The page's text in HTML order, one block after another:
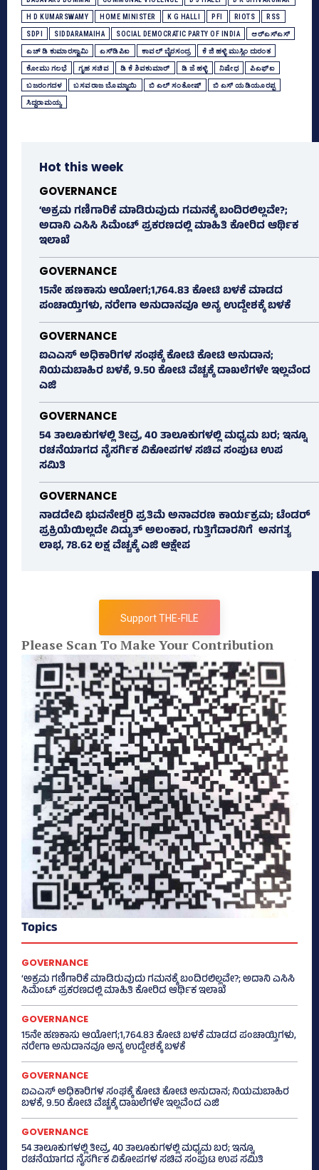
H D KUMARSWAMY HOME MINISTER K G HALLI PFI RIOTS RSS
SDPI SIDDARAMAIHA SOCIAL DEMOCRATIC PARTY OF INDIA ಆರ್‌ಎಸ್‌ಎಸ್‌
ಎಚ್‌ ಡಿ ಕುಮಾರಸ್ವಾಮಿ ಎಸ್‌ಡಿಪಿಐ ಕಾವಲ್‌ ಬೈರಸಂದ್ರ ಕೆ ಜಿ ಹಳ್ಳಿ ಮುಸ್ಲಿಂ ದುರಂತ
ಕೋಮು ಗಲಭೆ ಗೃಹ ಸಚಿವ ಡಿ ಕೆ ಶಿವಕುಮಾರ್ ಡಿ ಜೆ ಹಳ್ಳಿ ನಿಷೇಧ ಪಿಎಫ್‌ಐ
ಬಜರಂಗದಳ ಬಸವರಾಜ ಬೊಮ್ಮಾಯಿ ಬಿ ಎಲ್‌ ಸಂತೋಷ್‌ ಬಿ ಎಸ್‌ ಯಡಿಯೂರಪ್ಪ
ಸಿದ್ದರಾಮಯ್ಯ
Hot this week
GOVERNANCE
‘ಅಕ್ರಮ ಗಣಿಗಾರಿಕೆ ಮಾಡಿರುವುದು ಗಮನಕ್ಕೆ ಬಂದಿರಲಿಲ್ಲವೇ?;
ಅದಾನಿ ಎಸಿಸಿ ಸಿಮೆಂಟ್ ಪ್ರಕರಣದಲ್ಲಿ ಮಾಹಿತಿ ಕೋರಿದ ಆರ್ಥಿಕ
ಇಲಾಖೆ
GOVERNANCE
15ನೇ ಹಣಕಾಸು ಆಯೋಗ;1,764.83 ಕೋಟಿ ಬಳಕೆ ಮಾಡದ
ಪಂಚಾಯ್ತಿಗಳು, ನರೇಗಾ ಅನುದಾನವೂ ಅನ್ಯ ಉದ್ದೇಶಕ್ಕೆ ಬಳಕೆ
GOVERNANCE
ಐಎಎಸ್‌ ಅಧಿಕಾರಿಗಳ ಸಂಘಕ್ಕೆ ಕೋಟಿ ಕೋಟಿ ಅನುದಾನ;
ನಿಯಮಬಾಹಿರ ಬಳಕೆ, 9.50 ಕೋಟಿ ವೆಚ್ಚಕ್ಕೆ ದಾಖಲೆಗಳೇ ಇಲ್ಲವೆಂದ
ಎಜಿ
GOVERNANCE
54 ತಾಲೂಕುಗಳಲ್ಲಿ ತೀವ್ರ, 40 ತಾಲೂಕುಗಳಲ್ಲಿ ಮಧ್ಯಮ ಬರ; ಇನ್ನೂ
ರಚನೆಯಾಗದ ನೈಸರ್ಗಿಕ ವಿಕೋಪಗಳ ಸಚಿವ ಸಂಪುಟ ಉಪ
ಸಮಿತಿ
GOVERNANCE
ನಾಡದೇವಿ ಭುವನೇಶ್ವರಿ ಪ್ರತಿಮೆ ಅನಾವರಣ ಕಾರ್ಯಕ್ರಮ; ಟೆಂಡರ್
ಪ್ರಕ್ರಿಯೆಯಿಲ್ಲದೇ ವಿದ್ಯುತ್‌ ಅಲಂಕಾರ, ಗುತ್ತಿಗೆದಾರನಿಗೆ ಅನಗತ್ಯ
ಲಾಭ, 78.62 ಲಕ್ಷ ವೆಚ್ಚಕ್ಕೆ ಎಜಿ ಆಕ್ಷೇಪ
Support THE-FILE
Please Scan To Make Your Contribution
Topics
GOVERNANCE
‘ಅಕ್ರಮ ಗಣಿಗಾರಿಕೆ ಮಾಡಿರುವುದು ಗಮನಕ್ಕೆ ಬಂದಿರಲಿಲ್ಲವೇ?; ಅದಾನಿ ಎಸಿಸಿ
ಸಿಮೆಂಟ್ ಪ್ರಕರಣದಲ್ಲಿ ಮಾಹಿತಿ ಕೋರಿದ ಆರ್ಥಿಕ ಇಲಾಖೆ
GOVERNANCE
15ನೇ ಹಣಕಾಸು ಆಯೋಗ;1,764.83 ಕೋಟಿ ಬಳಕೆ ಮಾಡದ ಪಂಚಾಯ್ತಿಗಳು,
ನರೇಗಾ ಅನುದಾನವೂ ಅನ್ಯ ಉದ್ದೇಶಕ್ಕೆ ಬಳಕೆ
GOVERNANCE
ಐಎಎಸ್‌ ಅಧಿಕಾರಿಗಳ ಸಂಘಕ್ಕೆ ಕೋಟಿ ಕೋಟಿ ಅನುದಾನ; ನಿಯಮಬಾಹಿರ
ಬಳಕೆ, 9.50 ಕೋಟಿ ವೆಚ್ಚಕ್ಕೆ ದಾಖಲೆಗಳೇ ಇಲ್ಲವೆಂದ ಎಜಿ
GOVERNANCE
54 ತಾಲೂಕುಗಳಲ್ಲಿ ತೀವ್ರ, 40 ತಾಲೂಕುಗಳಲ್ಲಿ ಮಧ್ಯಮ ಬರ; ಇನ್ನೂ
ರಚನೆಯಾಗದ ನೈಸರ್ಗಿಕ ವಿಕೋಪಗಳ ಸಚಿವ ಸಂಪುಟ ಉಪ ಸಮಿತಿ